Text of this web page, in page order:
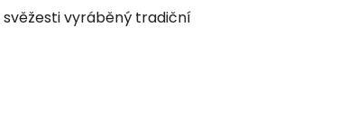
vyráběný tradiční